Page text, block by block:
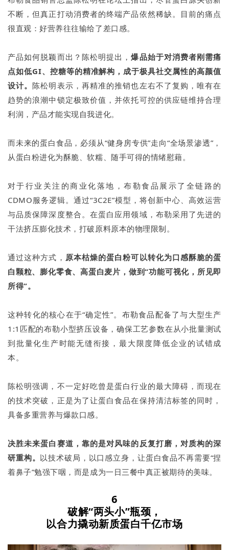
不断，但真正打动消费者的终端产品依然稀缺。目前的痛点
很直观：好营养往往输给了差口感。
产品如何脱颖而出？陈松明提出，爆品始于对消费者刚需痛
点如低GI、控糖等的精准解构，成于极具社交属性的高颜值
设计。陈松明表示，再精准的推销也左右不了复购，唯有在
趋势的浪潮中锁定极致价值，并依托可控的供应链维持合理
利润，产品才能实现自我进化。
而未来的蛋白食品，必须从“健身房专供”走向“全场景渗透”，
从蛋白粉进化为酥脆、软糯、随手可得的情绪慰藉。
对于行业关注的商业化落地，布勒食品展示了全链路的
CDMO服务逻辑。通过“3C2E”模型，将创新中心、高效运营
与品质保障深度整合。在蛋白应用领域，布勒采用了先进的
干法挤压膨化技术，打破原料原本的物理限制。
通过这种方式， 原本枯燥的蛋白粉可以转化为口感酥脆的蛋
白颗粒、膨化零食、高蛋白麦片，做到“功能可视化，所见即
所得”。
这种转化的核心在于“确定性”。布勒食品配备了与大型生产
1:1匹配的布勒小型挤压设备，确保工艺参数在从小批量测试
到批量化生产时能无缝衔接，最大限度降低企业的试错成
本。
陈松明强调，不一定好吃曾是蛋白行业的最大障碍，而现在
的技术突破，正是为了让蛋白食品在保持清洁标签的同时，
具备多重营养与爆款口感。
决胜未来蛋白赛道，靠的是对风味的反复打磨，对质构的深
研重构。 以技术破局，以口感立身，让蛋白食品不再需要“捏
着鼻子”勉强下咽，而是成为一日三餐中真正被期待的美味。
6
破解“两头小”瓶颈，
以合力撬动新质蛋白千亿市场